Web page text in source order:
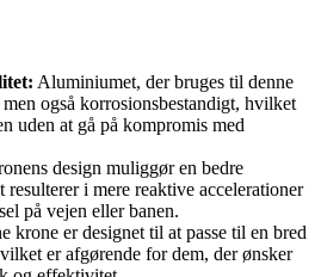
Aluminiumet, der bruges til denne
også korrosionsbestandigt, hvilket
uden at gå på kompromis med
design muliggør en bedre
i mere reaktive accelerationer
på vejen eller banen.
krone er designet til at passe til en bred
er afgørende for dem, der ønsker